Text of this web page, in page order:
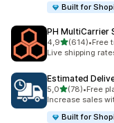
Built for
PH MultiCarrier
4,9de 5 estrelas
(614)
614 total de
•Free
Live shipping
Estimated
5,0de 5 estrelas
(78)
78 total de
•Free
Increase sales
Built for